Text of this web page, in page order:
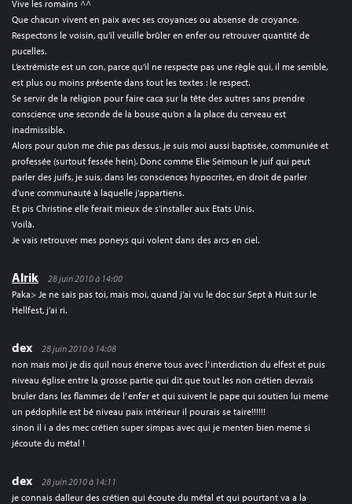
Vive les romains ^^
Que chacun vivent en paix avec ses croyances ou absense de croyance.
Respectons le voisin, qu’il veuille brûler en enfer ou retrouver quantité de
pucelles.
L’extrémiste est un con, parce qu’il ne respecte pas une règle qui, il me semble,
est plus ou moins présente dans tout les textes : le respect.
Se servir de la religion pour faire caca sur la tête des autres sans prendre
conscience une seconde de la bouse qu’on a la place du cerveau est
inadmissible.
Alors pour qu’on me chie pas dessus, je suis moi aussi baptisée, communiée et
professée (surtout fessée hein). Donc comme Elie Seimoun le juif qui peut
parler des juifs, je suis, dans les consciences hypocrites, en droit de parler
d’une communauté à laquelle j’appartiens.
Et pis Christine elle ferait mieux de s’installer aux Etats Unis.
Voilà.
Je vais retrouver mes poneys qui volent dans des arcs en ciel.
Alrik
28 juin 2010 à 14:00
Paka> Je ne sais pas toi, mais moi, quand j’ai vu le doc sur Sept à Huit sur le
Hellfest, j’ai ri.
dex
28 juin 2010 à 14:08
non mais moi je dis quil nous énerve tous avec l’ interdiction du elfest et puis
niveau église entre la grosse partie qui dit que tout les non crétien devrais
bruler dans les flammes de l’ enfer et qui suivent le pape qui soutien lui meme
un pédophile est bé niveau paix intérieur il pourais se taire!!!!!!
sinon il i a des mec crétien super simpas avec qui je menten bien meme si
jécoute du métal !
dex
28 juin 2010 à 14:11
je connais dalleur des crétien qui écoute du métal et qui pourtant va a la